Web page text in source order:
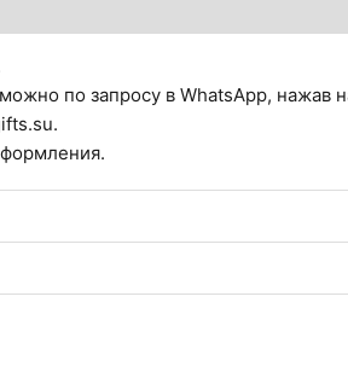
венец.
по запросу в WhatsApp,